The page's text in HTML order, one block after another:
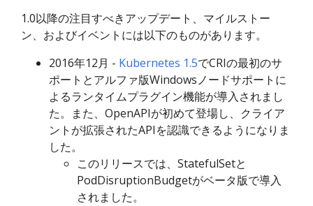
1.0以降の注目すべきアップデート、マイルストー
ン、およびイベントには以下のものがあります。
2016年12月 - Kubernetes 1.5でCRIの最初のサ
ポートとアルファ版Windowsノードサポートに
よるランタイムプラグイン機能が導入されまし
た。また、OpenAPIが初めて登場し、クライア
ントが拡張されたAPIを認識できるようになりま
した。
このリリースでは、StatefulSetと
PodDisruptionBudgetがベータ版で導入
されました。